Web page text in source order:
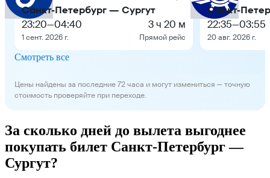
Санкт-Петербург — Сургут
23:20—04:40
1 сент. 2026 г.
3 ч 20 м
Прямой рейс
Санкт-
22:35—03:55
20 авг. 2026 г.
Смотреть все
Цены найдены за последние 72 часа и могут измениться — точную
стоимость проверяйте при переходе.
За сколько дней до вылета выгоднее
покупать билет Санкт-Петербург —
Сургут?